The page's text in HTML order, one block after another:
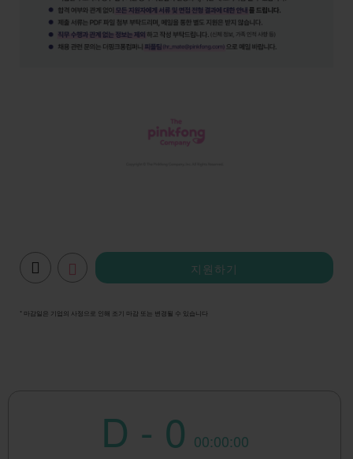
지원하기
* 마감일은 기업의 사정으로 인해 조기 마감 또는 변경될 수 있습니다
D - 0 00:00:00